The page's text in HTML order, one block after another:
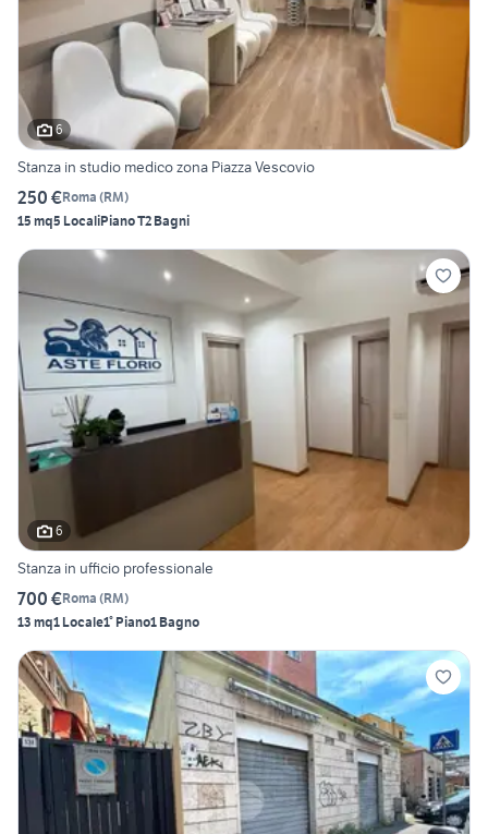
6
Stanza in studio medico zona Piazza Vescovio
250 €Roma (RM)
15 mq5 LocaliPiano T2 Bagni
6
Stanza in ufficio professionale
700 €Roma (RM)
13 mq1 Locale1° Piano1 Bagno